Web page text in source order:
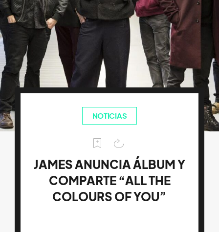
NOTICIAS
JAMES ANUNCIA ÁLBUM Y
COMPARTE “ALL THE
COLOURS OF YOU”